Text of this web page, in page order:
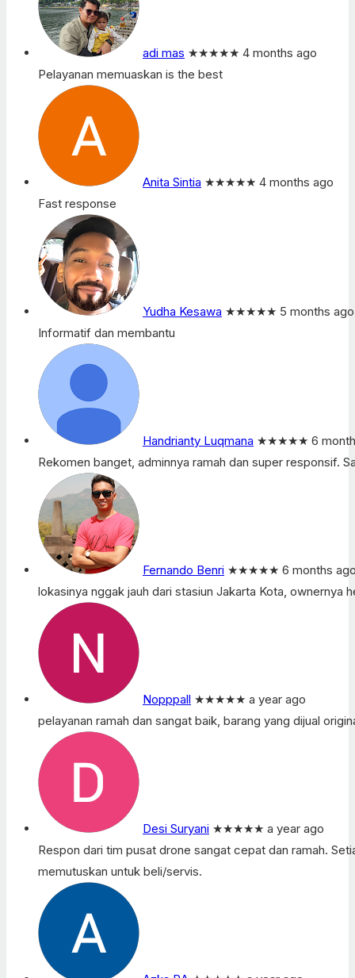
adi mas ★★★★★ 4 months ago
Pelayanan memuaskan is the best
Anita Sintia ★★★★★ 4 months ago
Fast response
Yudha Kesawa ★★★★★ 5 months ago
Informatif dan membantu
Handrianty Luqmana ★★★★★ 6
Rekomen banget, adminnya ramah dan super responsif.
Fernando Benri ★★★★★ 6 months
lokasinya nggak jauh dari stasiun Jakarta Kota,
Nopppall ★★★★★ a year ago
pelayanan ramah dan sangat baik, barang yang dijual
Desi Suryani ★★★★★ a year ago
Respon dari tim pusat drone sangat cepat dan ramah.
memutuskan untuk beli/servis.